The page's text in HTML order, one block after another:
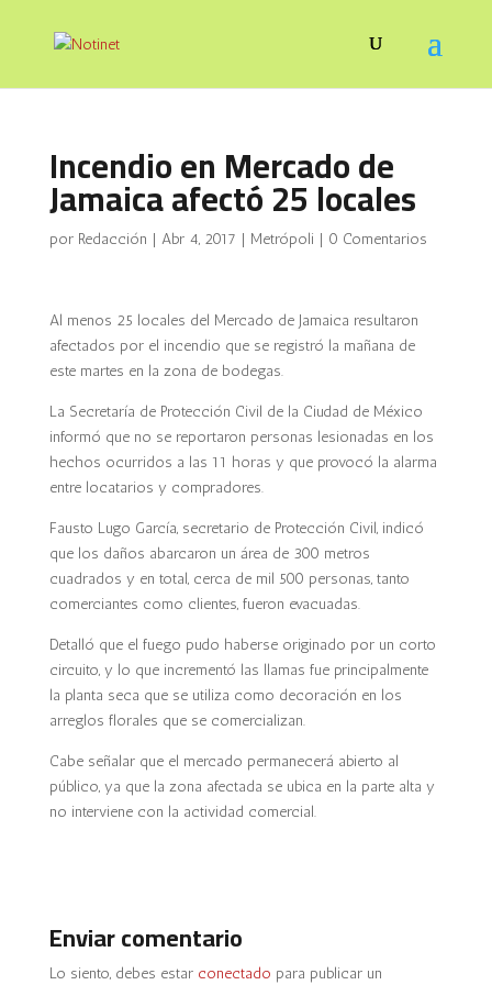
Incendio en Mercado de
Jamaica afectó 25 locales
por Redacción | Abr 4, 2017 | Metrópoli | 0 Comentarios
Al menos 25 locales del Mercado de Jamaica resultaron
afectados por el incendio que se registró la mañana de
este martes en la zona de bodegas.
La Secretaría de Protección Civil de la Ciudad de México
informó que no se reportaron personas lesionadas en los
hechos ocurridos a las 11 horas y que provocó la alarma
entre locatarios y compradores.
Fausto Lugo García, secretario de Protección Civil, indicó
que los daños abarcaron un área de 300 metros
cuadrados y en total, cerca de mil 500 personas, tanto
comerciantes como clientes, fueron evacuadas.
Detalló que el fuego pudo haberse originado por un corto
circuito, y lo que incrementó las llamas fue principalmente
la planta seca que se utiliza como decoración en los
arreglos florales que se comercializan.
Cabe señalar que el mercado permanecerá abierto al
público, ya que la zona afectada se ubica en la parte alta y
no interviene con la actividad comercial.
Enviar comentario
Lo siento, debes estar conectado para publicar un